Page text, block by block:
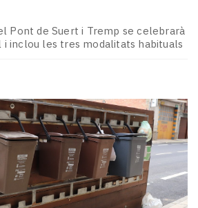
Pont de Suert i Tremp se celebrarà
i inclou les tres modalitats habituals